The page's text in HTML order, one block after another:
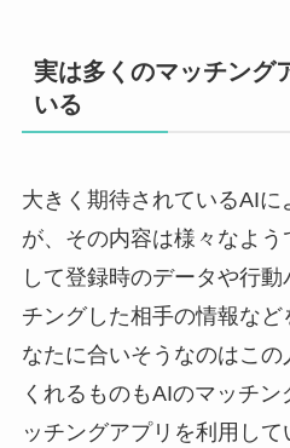
実は多くのマッチング
いる
大きく期待されているAIに
が、その内容は様々なよ
して登録時のデータや行
チングした相手の情報な
なたに合いそうなのはこ
くれるものもAIのマッチ
ッチングアプリを利用し